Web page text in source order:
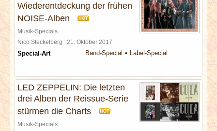
SPECIALS
REDAKTION
LINKS
ARCHIV
Wiederentdeckung der frühen
NOISE-Alben
HOT
Musik-Specials
Nico Steckelberg 21. Oktober 2017
Special-Art Band-Special Label-Special
LED ZEPPELIN: Die letzten
drei Alben der Reissue-Serie
stürmen die Charts
HOT
Musik-Specials